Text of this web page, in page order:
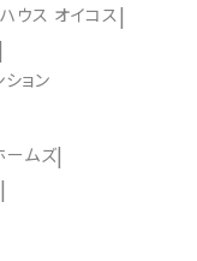
ウス オイコス
ョン
ームズ